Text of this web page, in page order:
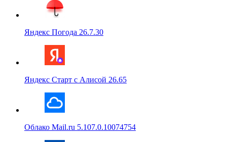
Яндекс Погода 26.7.30
Яндекс Старт с Алисой 26.65
Облако Mail.ru 5.107.0.10074754